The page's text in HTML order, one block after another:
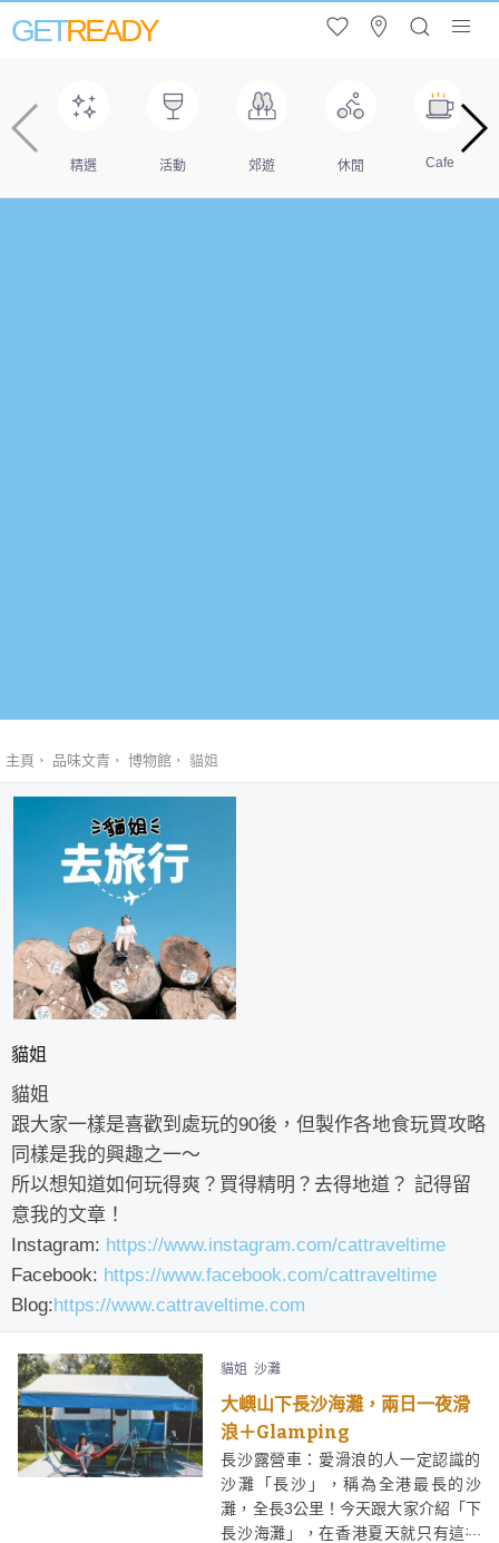
GETREADY
精選 活動 郊遊 休閒 Cafe
主頁 品味文青 博物館 貓姐
貓姐
貓姐
跟大家一樣是喜歡到處玩的90後，但製作各地食玩買攻略
同樣是我的興趣之一～
所以想知道如何玩得爽？買得精明？去得地道？ 記得留
意我的文章！
Instagram: https://www.instagram.com/cattraveltime
Facebook: https://www.facebook.com/cattraveltime
Blog:https://www.cattraveltime.com
貓姐 沙灘
大嶼山下長沙海灘，兩日一夜滑
浪＋Glamping
長沙露營車：愛滑浪的人一定認識的
沙灘「長沙」，稱為全港最長的沙
灘，全長3公里！今天跟大家介紹「下
長沙海灘」，在香港夏天就只有這裡